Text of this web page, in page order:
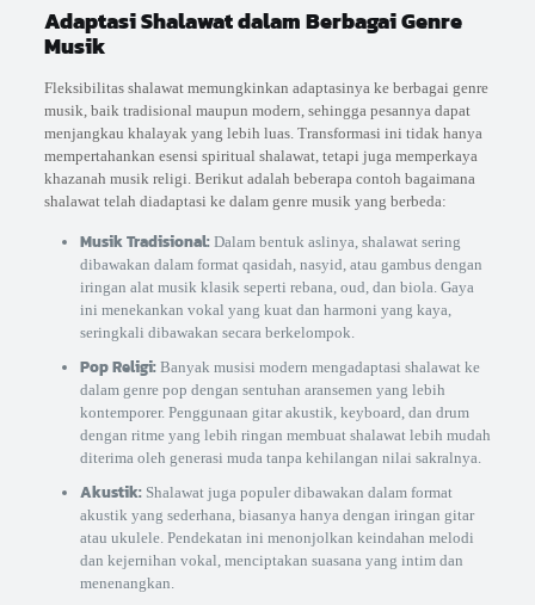
Adaptasi Shalawat dalam Berbagai Genre
Musik
Fleksibilitas shalawat memungkinkan adaptasinya ke berbagai genre
musik, baik tradisional maupun modern, sehingga pesannya dapat
menjangkau khalayak yang lebih luas. Transformasi ini tidak hanya
mempertahankan esensi spiritual shalawat, tetapi juga memperkaya
khazanah musik religi. Berikut adalah beberapa contoh bagaimana
shalawat telah diadaptasi ke dalam genre musik yang berbeda:
Musik Tradisional:Dalam bentuk aslinya, shalawat sering
dibawakan dalam format qasidah, nasyid, atau gambus dengan
iringan alat musik klasik seperti rebana, oud, dan biola. Gaya
ini menekankan vokal yang kuat dan harmoni yang kaya,
seringkali dibawakan secara berkelompok.
Pop Religi:Banyak musisi modern mengadaptasi shalawat ke
dalam genre pop dengan sentuhan aransemen yang lebih
kontemporer. Penggunaan gitar akustik, keyboard, dan drum
dengan ritme yang lebih ringan membuat shalawat lebih mudah
diterima oleh generasi muda tanpa kehilangan nilai sakralnya.
Akustik:Shalawat juga populer dibawakan dalam format
akustik yang sederhana, biasanya hanya dengan iringan gitar
atau ukulele. Pendekatan ini menonjolkan keindahan melodi
dan kejernihan vokal, menciptakan suasana yang intim dan
menenangkan.